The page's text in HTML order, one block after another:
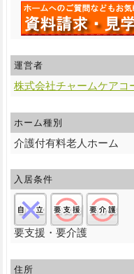
運営者
株式会社チャームケアコ
ホーム種別
介護付有料老人ホーム
入居条件
要支援・要介護
住所